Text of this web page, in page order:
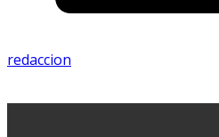
redaccion